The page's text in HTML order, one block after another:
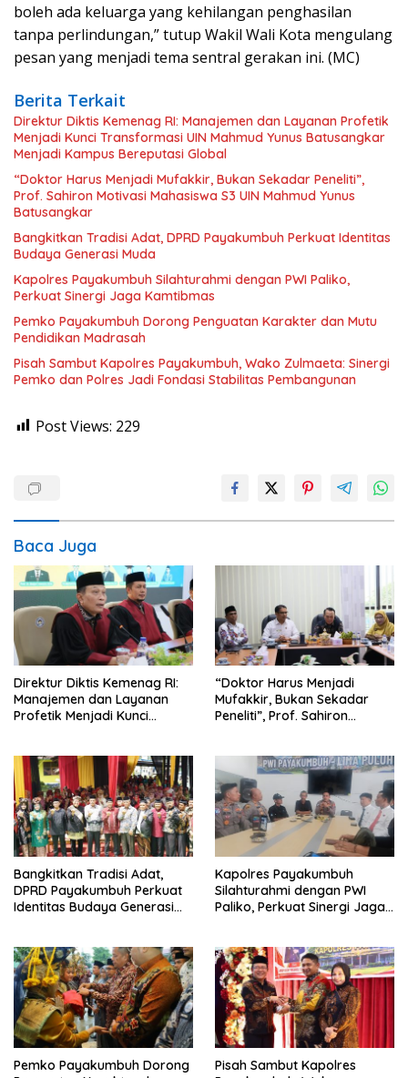
boleh ada keluarga yang kehilangan penghasilan
tanpa perlindungan,” tutup Wakil Wali Kota mengulang
pesan yang menjadi tema sentral gerakan ini. (MC)
Berita Terkait
Direktur Diktis Kemenag RI: Manajemen dan Layanan Profetik
Menjadi Kunci Transformasi UIN Mahmud Yunus Batusangkar
Menjadi Kampus Bereputasi Global
“Doktor Harus Menjadi Mufakkir, Bukan Sekadar Peneliti”,
Prof. Sahiron Motivasi Mahasiswa S3 UIN Mahmud Yunus
Batusangkar
Bangkitkan Tradisi Adat, DPRD Payakumbuh Perkuat Identitas
Budaya Generasi Muda
Kapolres Payakumbuh Silahturahmi dengan PWI Paliko,
Perkuat Sinergi Jaga Kamtibmas
Pemko Payakumbuh Dorong Penguatan Karakter dan Mutu
Pendidikan Madrasah
Pisah Sambut Kapolres Payakumbuh, Wako Zulmaeta: Sinergi
Pemko dan Polres Jadi Fondasi Stabilitas Pembangunan
Post Views: 229
Baca Juga
Direktur Diktis Kemenag RI:
Manajemen dan Layanan
Profetik Menjadi Kunci
Kampus Bereputasi Global
“Doktor Harus Menjadi
Mufakkir, Bukan Sekadar
Peneliti”, Prof. Sahiron
Bangkitkan Tradisi Adat,
DPRD Payakumbuh Perkuat
Identitas Budaya Generasi
Kapolres Payakumbuh
Silahturahmi dengan PWI
Paliko, Perkuat Sinergi Jaga
Pemko Payakumbuh Dorong
Pisah Sambut Kapolres